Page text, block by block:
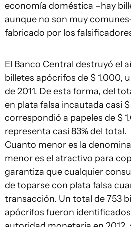
economía doméstica –hay
aunque no son muy
fabricado por los
El Banco Central destruyó el
billetes apócrifos de $ 1.000,
de 2011. De esta forma, del
en plata falsa incautada casi
correspondió a papeles de $
representa casi 83% del total.
Cuanto menor es la
menor es el atractivo para
garantiza que cualquier
de toparse con plata falsa
transacción. Un total de 753
apócrifos fueron